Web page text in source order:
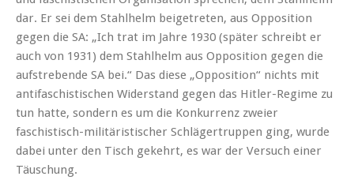
dar. Er sei dem Stahlhelm beigetreten, aus Opposition
gegen die SA: „Ich trat im Jahre 1930 (später schreibt er
auch von 1931) dem Stahlhelm aus Opposition gegen die
aufstrebende SA bei.“ Das diese „Opposition“ nichts mit
antifaschistischen Widerstand gegen das Hitler-Regime zu
tun hatte, sondern es um die Konkurrenz zweier
faschistisch-militäristischer Schlägertruppen ging, wurde
dabei unter den Tisch gekehrt, es war der Versuch einer
Täuschung.